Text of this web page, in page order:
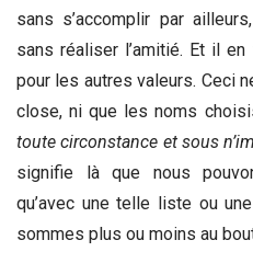
sans s’accomplir par
sans réaliser l’amitié. Et il
pour les autres valeurs. Ceci
close, ni que les noms
toute circonstance et sous
signifie là que nous
qu’avec une telle liste ou
sommes plus ou moins au